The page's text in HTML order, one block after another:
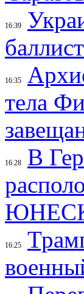
16:39
16:35
тела
16:28
В
16:25